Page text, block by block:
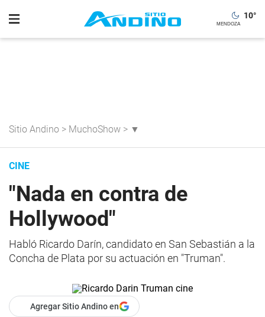
10°
Sitio Andino > MuchoShow > ▼
CINE
"Nada en contra de
Hollywood"
Habló Ricardo Darín, candidato en San Sebastián a la
Concha de Plata por su actuación en "Truman".
Agregar Sitio Andino en